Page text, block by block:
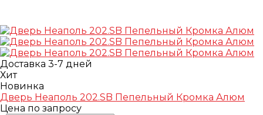
Доставка 3-7 дней
Хит
Новинка
Дверь Неаполь 202.SB Пепельный Кромка Алюм
Цена по запросу